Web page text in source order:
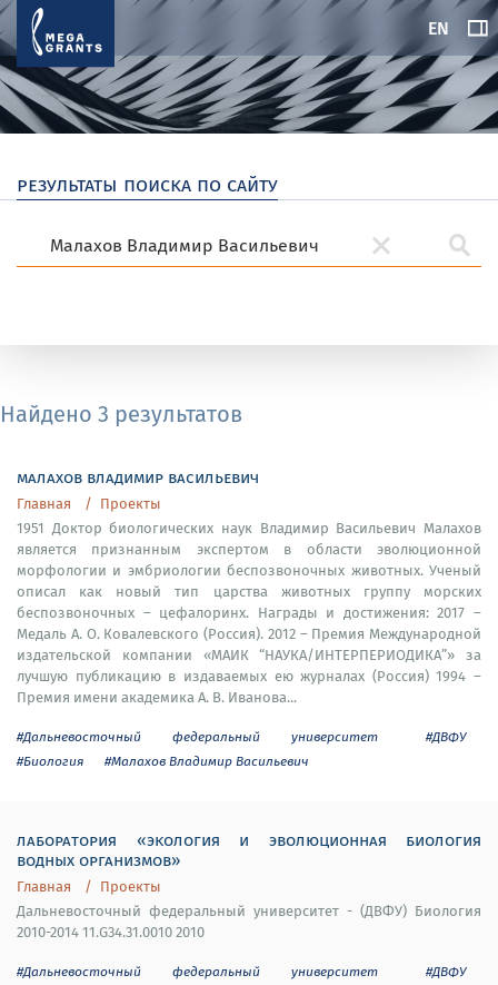
EN
результаты поиска по сайту
Найдено 3 результатов
малахов владимир васильевич
Главная
Проекты
1951 Доктор биологических наук Владимир Васильевич Малахов
является признанным экспертом в области эволюционной
морфологии и эмбриологии беспозвоночных животных. Ученый
описал как новый тип царства животных группу морских
беспозвоночных – цефалоринх. Награды и достижения: 2017 –
Медаль А. О. Ковалевского (Россия). 2012 – Премия Международной
издательской компании «МАИК “НАУКА/ИНТЕРПЕРИОДИКА”» за
лучшую публикацию в издаваемых ею журналах (Россия) 1994 –
Премия имени академика А. В. Иванова...
#Дальневосточный федеральный университет
#ДВФУ
#Биология
#Малахов Владимир Васильевич
лаборатория «экология и эволюционная биология
водных организмов»
Главная
Проекты
Дальневосточный федеральный университет - (ДВФУ) Биология
2010-2014 11.G34.31.0010 2010
#Дальневосточный федеральный университет
#ДВФУ